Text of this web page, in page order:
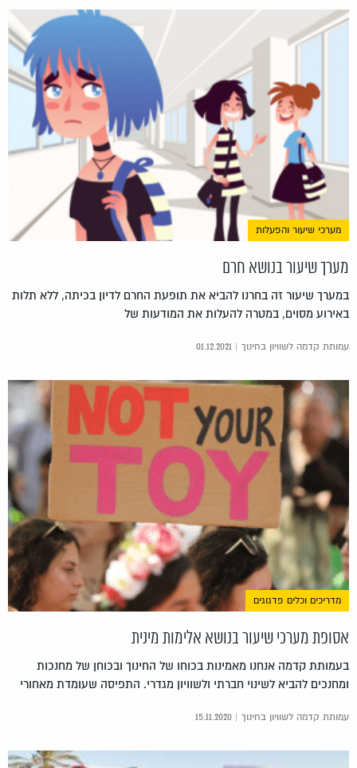
מערכי שיעור והפעלות
מערך שיעור בנושא חרם
במערך שיעור זה בחרנו להביא את תופעת החרם לדיון בכיתה, ללא תלות
באירוע מסוים, במטרה להעלות את המודעות של
עמותת קדמה לשוויון בחינוך | 01.12.2021
מדריכים וכלים פדגוגים
אסופת מערכי שיעור בנושא אלימות מינית
בעמותת קדמה אנחנו מאמינות בכוחו של החינוך ובכוחן של מחנכות
ומחנכים להביא לשינוי חברתי ולשוויון מגדרי. התפיסה שעומדת מאחורי
עמותת קדמה לשוויון בחינוך | 15.11.2020